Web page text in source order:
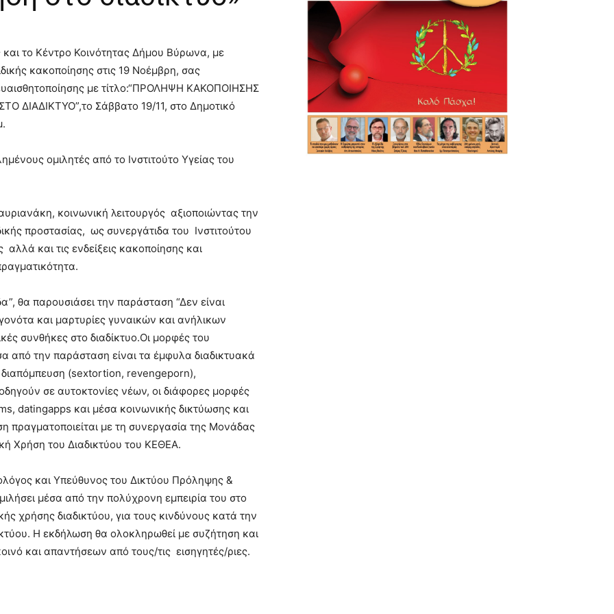
και το Κέντρο Κοινότητας Δήμου Βύρωνα, με
κακοποίησης στις 19 Νοέμβρη, σας
με τίτλο:“ΠΡΟΛΗΨΗ ΚΑΚΟΠΟΙΗΣΗΣ
Σάββατο 19/11, στο Δημοτικό
ομιλητές από το Ινστιτούτο Υγείας του
κοινωνική λειτουργός αξιοποιώντας την
προστασίας, ως συνεργάτιδα του Ινστιτούτου
και τις ενδείξεις κακοποίησης και
θα παρουσιάσει την παράσταση “Δεν είναι
και μαρτυρίες γυναικών και ανήλικων
συνθήκες στο διαδίκτυο.Οι μορφές του
από την παράσταση είναι τα έμφυλα διαδικτυακά
(sextortion, revengeporn),
σε αυτοκτονίες νέων, οι διάφορες μορφές
datingapps και μέσα κοινωνικής δικτύωσης και
πραγματοποιείται με τη συνεργασία της Μονάδας
Χρήση του Διαδικτύου του ΚΕΘΕΑ.
και Υπεύθυνος του Δικτύου Πρόληψης &
μέσα από την πολύχρονη εμπειρία του στο
χρήσης διαδικτύου, για τους κινδύνους κατά την
Η εκδήλωση θα ολοκληρωθεί με συζήτηση και
και απαντήσεων από τους/τις εισηγητές/ριες.